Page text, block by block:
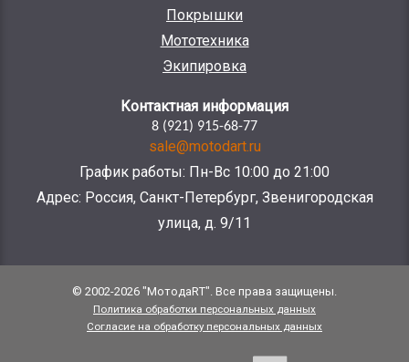
Покрышки
Мототехника
Экипировка
Контактная информация
8 (921) 915-68-77
sale@motodart.ru
График работы: Пн-Вс 10:00 до 21:00
Адрес: Россия, Санкт-Петербург, Звенигородская
улица, д. 9/11
© 2002-2026 "МотодаRT". Все права защищены.
Политика обработки персональных данных
Согласие на обработку персональных данных